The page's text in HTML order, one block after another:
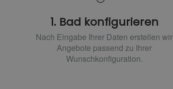
1. Bad konfigurieren
Nach Eingabe Ihrer Daten erstellen wir
Angebote passend zu Ihrer
Wunschkonfiguration.